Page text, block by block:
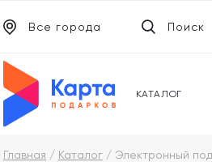
КАТАЛОГ
Все города Поиск
ПОДАРОЧНЫЕ КАРТЫ
Главная Каталог Электронный